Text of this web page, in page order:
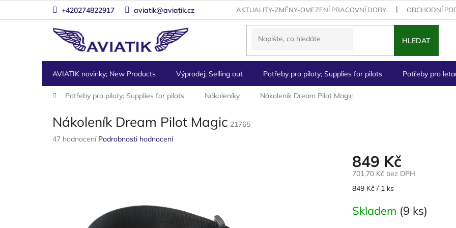
+420274822917 aviatik@aviatik.cz AKTUALITY-ZMĚNY-OMEZENÍ PRACOVNÍ DOBY OBCHODNÍ
HLEDAT
AVIATIK novinky; New Products Výprodej; Selling out Potřeby pro piloty; Supplies for pilots Potřeby pro
Potřeby pro piloty; Supplies for pilots Nákoleníky Nákoleník Dream Pilot Magic
Nákoleník Dream Pilot Magic 21765
Průměrné
47 hodnocení Podrobnosti hodnocení
849 Kč
701,70 Kč bez DPH
Měrná
849 Kč / 1 ks
Skladem (9 ks)